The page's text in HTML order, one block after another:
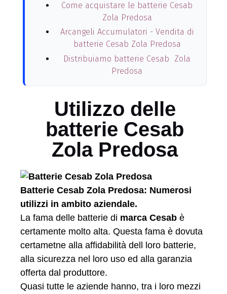
Come acquistare le batterie Cesab
Zola Predosa
Arcangeli Accumulatori - Vendita di
batterie Cesab Zola Predosa
Distribuiamo batterie Cesab Zola
Predosa
Utilizzo delle
batterie Cesab
Zola Predosa
Batterie Cesab Zola Predosa: Numerosi
utilizzi in ambito aziendale.
La fama delle batterie di marca Cesab è
certamente molto alta. Questa fama è dovuta
certametne alla affidabilità dell loro batterie,
alla sicurezza nel loro uso ed alla garanzia
offerta dal produttore.
Quasi tutte le aziende hanno, tra i loro mezzi